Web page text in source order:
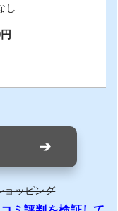
し
ョッピング